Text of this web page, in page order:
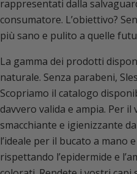
rappresentati dalla
consumatore. L’obiettivo?
più sano e pulito a quelle
La gamma dei prodotti
naturale. Senza parabeni,
Scopriamo il catalogo
davvero valida e ampia. Per
smacchiante e igienizzante
l’ideale per il bucato a mano
rispettando l’epidermide e